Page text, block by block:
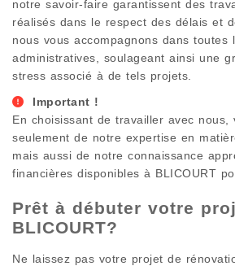
notre savoir-faire garantissent des
réalisés dans le respect des délais et
nous vous accompagnons dans toutes
administratives, soulageant ainsi une
stress associé à de tels projets.
Important !
En choisissant de travailler avec nous,
seulement de notre expertise en
mais aussi de notre connaissance
financières disponibles à BLICOURT
Prêt à débuter votre
BLICOURT?
Ne laissez pas votre projet de